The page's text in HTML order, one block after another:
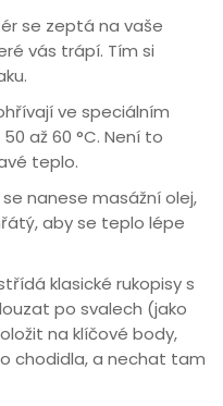
se zeptá na vaše
vás trápí. Tím si
ve speciálním
až 60 °C. Není to
teplo.
nanese masážní olej,
aby se teplo lépe
klasické rukopisy s
po svalech (jako
na klíčové body,
chodidla, a nechat tam